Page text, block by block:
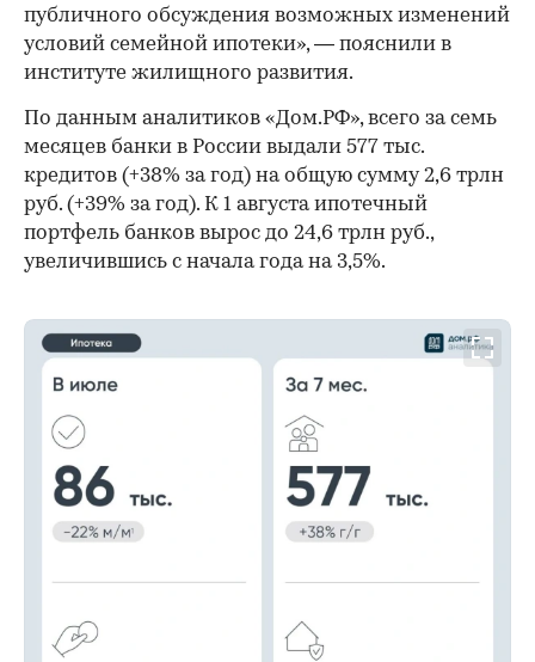
публичного обсуждения возможных изменений
условий семейной ипотеки», — пояснили в
институте жилищного развития.
По данным аналитиков «Дом.РФ», всего за семь
месяцев банки в России выдали 577 тыс.
кредитов (+38% за год) на общую сумму 2,6 трлн
руб. (+39% за год). К 1 августа ипотечный
портфель банков вырос до 24,6 трлн руб.,
увеличившись с начала года на 3,5%.